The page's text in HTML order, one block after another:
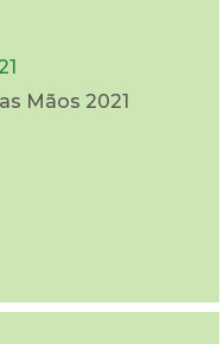
Mãos 2021